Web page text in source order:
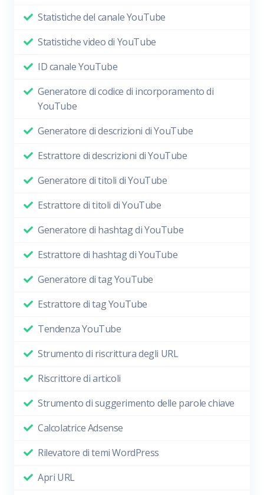
Statistiche del canale YouTube
Statistiche video di YouTube
ID canale YouTube
Generatore di codice di incorporamento di
YouTube
Generatore di descrizioni di YouTube
Estrattore di descrizioni di YouTube
Generatore di titoli di YouTube
Estrattore di titoli di YouTube
Generatore di hashtag di YouTube
Estrattore di hashtag di YouTube
Generatore di tag YouTube
Estrattore di tag YouTube
Tendenza YouTube
Strumento di riscrittura degli URL
Riscrittore di articoli
Strumento di suggerimento delle parole chiave
Calcolatrice Adsense
Rilevatore di temi WordPress
Apri URL